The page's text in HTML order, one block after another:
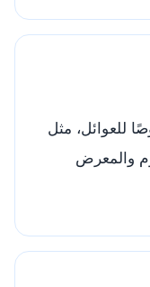
للعوائل، مثل
والمعرض